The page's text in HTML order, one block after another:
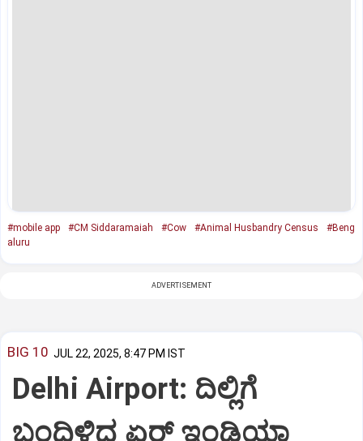
#mobile app #CM Siddaramaiah #Cow #Animal Husbandry Census
#Beng
aluru
ADVERTISEMENT
BIG 10 JUL 22, 2025, 8:47 PM IST
Delhi Airport: ದಿಲ್ಲಿಗೆ
ಬಂದಿಳಿದ ಏರ್‌ ಇಂಡಿಯಾ